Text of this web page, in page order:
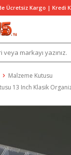
Ücretsiz Kargo | Kredi
Malzeme Kutusu
13 Inch Klasik